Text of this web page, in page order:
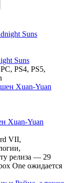
Suns
PS4, PS5,
Xuan-Yuan
VII,
релиза — 29
One ожидается